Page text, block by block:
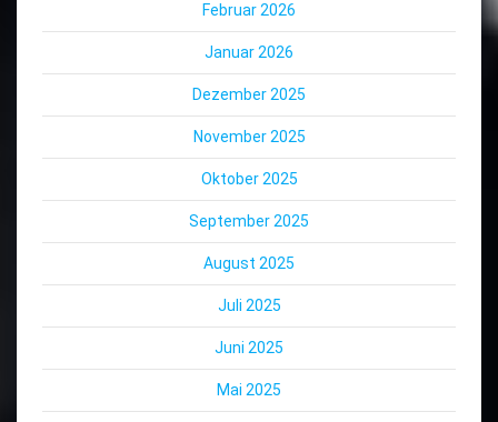
Februar 2026
Januar 2026
Dezember 2025
November 2025
Oktober 2025
September 2025
August 2025
Juli 2025
Juni 2025
Mai 2025